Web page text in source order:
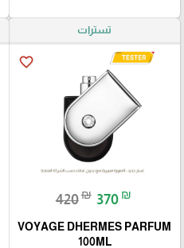
تسترات
favorite_border
420₪ 370 ₪
VOYAGE DHERMES PARFUM
100ML